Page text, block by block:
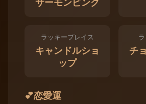
サーモンピンク
ラッキープレイス
キャンドルショ
ップ
チ
💕恋愛運